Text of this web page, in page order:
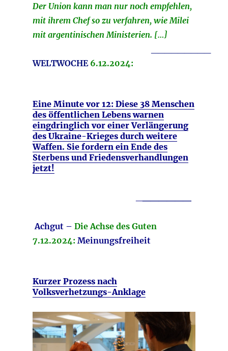
Der Union kann man nur noch empfehlen,
mit ihrem Chef so zu verfahren, wie Milei
mit argentinischen Ministerien. […]
WELTWOCHE 6.12.2024:
Eine Minute vor 12: Diese 38 Menschen
des öffentlichen Lebens warnen
eingdringlich vor einer Verlängerung
des Ukraine-Krieges durch weitere
Waffen. Sie fordern ein Ende des
Sterbens und Friedensverhandlungen
jetzt!
Achgut – Die Achse des Guten
7.12.2024: Meinungsfreiheit
Kurzer Prozess nach
Volksverhetzungs-Anklage